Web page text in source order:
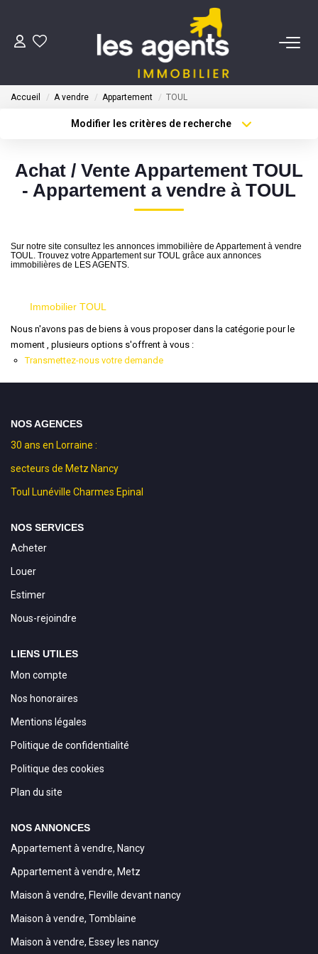
ACHETER
CONTACT
ESTIMATION
Accueil A vendre Appartement TOUL
Modifier les critères de recherche
Type de bien
Surface min
Créer une alerte
Achat / Vente Appartement TOUL
- Appartement a vendre à TOUL
Sur notre site consultez les annonces immobilière de Appartement à vendre
TOUL. Trouvez votre Appartement sur TOUL grâce aux annonces
immobilières de LES AGENTS.
Immobilier TOUL
Nous n'avons pas de biens à vous proposer dans la catégorie pour le
moment , plusieurs options s'offrent à vous :
Transmettez-nous votre demande
NOS AGENCES
30 ans en Lorraine :
secteurs de Metz Nancy
Toul Lunéville Charmes Epinal
NOS SERVICES
Acheter
Louer
Estimer
Nous-rejoindre
LIENS UTILES
Mon compte
Nos honoraires
Mentions légales
Politique de confidentialité
Politique des cookies
Plan du site
NOS ANNONCES
Appartement à vendre, Nancy
Appartement à vendre, Metz
Maison à vendre, Fleville devant nancy
Maison à vendre, Tomblaine
Maison à vendre, Essey les nancy